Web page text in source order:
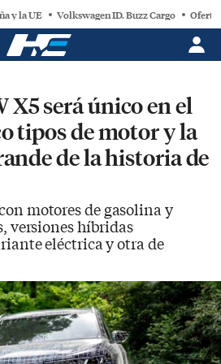
y la UE Volkswagen ID. Buzz Cargo
X5 será único en el
tipos de motor y la
de la historia de
motores de gasolina y
versiones híbridas
eléctrica y otra de